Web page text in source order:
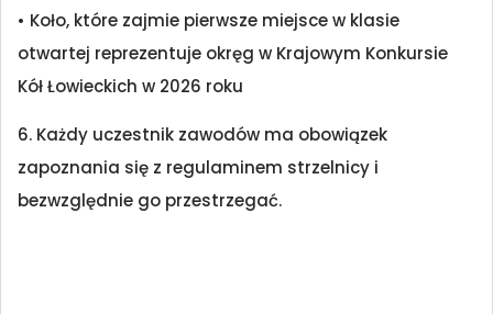
• Koło, które zajmie pierwsze miejsce w klasie
otwartej reprezentuje okręg w Krajowym Konkursie
Kół Łowieckich w 2026 roku
6. Każdy uczestnik zawodów ma obowiązek
zapoznania się z regulaminem strzelnicy i
bezwzględnie go przestrzegać.